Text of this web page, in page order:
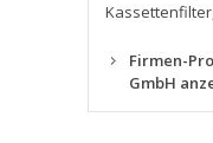
Kassettenfilter
Firmen-
GmbH